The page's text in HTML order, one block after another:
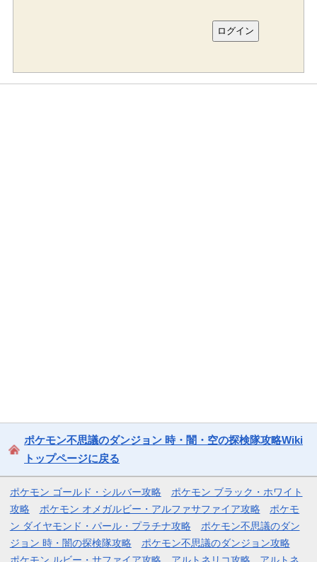
ポケモン不思議のダンジョン 時・闇・空の探検隊攻略Wiki
トップページに戻る
ポケモン ゴールド・シルバー攻略
ポケモン ブラック・ホワイト
攻略
ポケモン オメガルビー・アルファサファイア攻略
ポケモ
ン ダイヤモンド・パール・プラチナ攻略
ポケモン不思議のダン
ジョン 時・闇の探検隊攻略
ポケモン不思議のダンジョン攻略